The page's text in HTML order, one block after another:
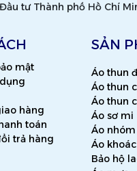
tư Thành phố Hồ Chí
mật
hàng
toán
trả hàng
SẢN
Áo thun
Áo thun
Áo thun
Áo sơ mi
Áo
Áo khoác
Bảo hộ